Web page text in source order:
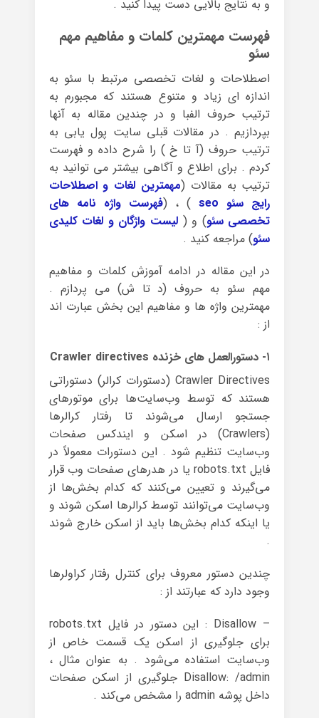
و به نتایج بالایی دست پیدا کنید .
فهرست مهمترین کلمات و مفاهیم مهم
سئو
اصطلاحات و لغات تخصصی مرتبط با سئو به
اندازه ای زیاد و متنوع هستند که مجبورم به
ترتیب حروف الفبا و در چندین مقاله به آنها
بپردازیم . در مقالات قبلی سایت پول یابی به
ترتیب حروف (آ تا خ ) را شرح داده و فهرست
کردم . برای اطلاع و آگاهی بیشتر می توانید به
ترتیب به مقالات (مهمترین لغات و اصطلاحات
رایج سئو seo
) ، (فهرست واژه نامه های
تخصصی سئو) و ( لیست واژگان و لغات کلیدی
سئو) مراجعه کنید .
در این مقاله در ادامه آموزش کلمات و مفاهیم
مهم سئو به حروف (د تا ش) می پردازم .
مهمترین واژه ها و مفاهیم این بخش عبارت اند
از :
۱- دستورالعمل های خزنده Crawler directives
Crawler Directives (دستورات کرالر) دستوراتی
هستند که توسط وب‌سایت‌ها برای موتورهای
جستجو ارسال می‌شوند تا رفتار کرالرها
(Crawlers) در اسکن و ایندکس صفحات
وب‌سایت تنظیم شود . این دستورات معمولاً در
فایل robots.txt یا در هدرهای صفحات وب قرار
می‌گیرند و تعیین می‌کنند که کدام بخش‌ها از
وب‌سایت می‌توانند توسط کرالرها اسکن شوند و
یا اینکه کدام بخش‌ها باید از اسکن خارج شوند
.
چندین دستور معروف برای کنترل رفتار کراولرها
وجود دارد که عبارتند از :
– Disallow : این دستور در فایل robots.txt
برای جلوگیری از اسکن یک قسمت خاص از
وب‌سایت استفاده می‌شود . به عنوان مثال ،
Disallow: /admin جلوگیری از اسکن صفحات
داخل پوشه admin را مشخص می‌کند .